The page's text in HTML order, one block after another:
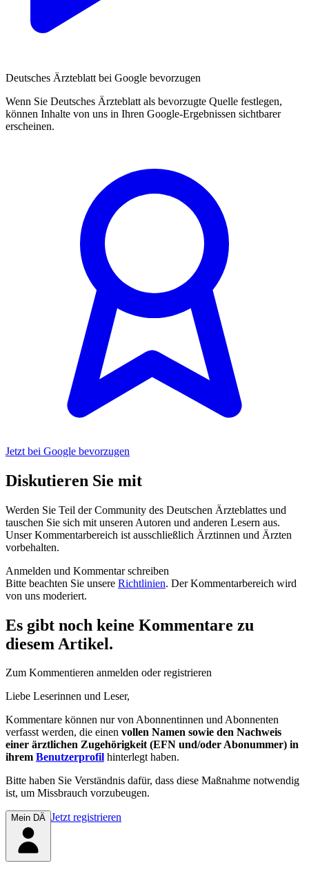
Deutsches Ärzteblatt bei Google bevorzugen
Wenn Sie Deutsches Ärzteblatt als bevorzugte Quelle festlegen,
können Inhalte von uns in Ihren Google-Ergebnissen sichtbarer
erscheinen.
Jetzt bei Google bevorzugen
Diskutieren Sie mit
Werden Sie Teil der Community des Deutschen Ärzteblattes und
tauschen Sie sich mit unseren Autoren und anderen Lesern aus.
Unser Kommentarbereich ist ausschließlich Ärztinnen und Ärzten
vorbehalten.
Anmelden und Kommentar schreiben
Bitte beachten Sie unsere Richtlinien. Der Kommentarbereich wird
von uns moderiert.
Es gibt noch keine Kommentare zu
diesem Artikel.
Zum Kommentieren anmelden oder registrieren
Liebe Leserinnen und Leser,
Kommentare können nur von Abonnentinnen und Abonnenten
verfasst werden, die einen vollen Namen sowie den Nachweis
einer ärztlichen Zugehörigkeit (EFN und/oder Abonummer) in
ihrem Benutzerprofil hinterlegt haben.
Bitte haben Sie Verständnis dafür, dass diese Maßnahme notwendig
ist, um Missbrauch vorzubeugen.
Mein DÄ Jetzt registrieren